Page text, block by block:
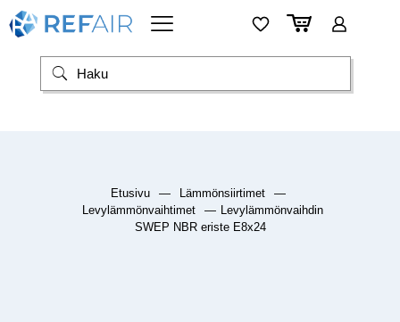
Etusivu — Lämmönsiirtimet
—
Levylämmönvaihtimet
— Levylämmönvaihdin
SWEP NBR eriste E8x24